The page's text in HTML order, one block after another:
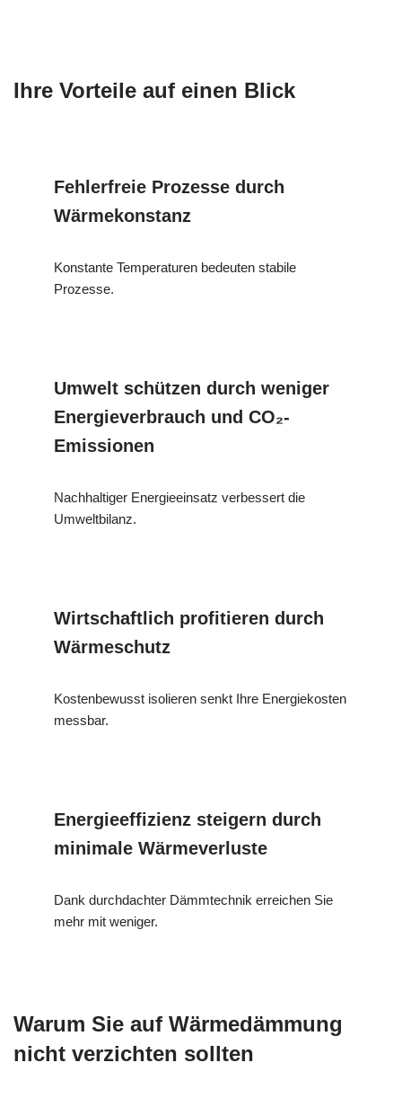
Ihre Vorteile auf einen Blick
Fehlerfreie Prozesse durch
Wärmekonstanz
Konstante Temperaturen bedeuten stabile
Prozesse.
Umwelt schützen durch weniger
Energieverbrauch und CO₂-
Emissionen
Nachhaltiger Energieeinsatz verbessert die
Umweltbilanz.
Wirtschaftlich profitieren durch
Wärmeschutz
Kostenbewusst isolieren senkt Ihre Energiekosten
messbar.
Energieeffizienz steigern durch
minimale Wärmeverluste
Dank durchdachter Dämmtechnik erreichen Sie
mehr mit weniger.
Warum Sie auf Wärmedämmung
nicht verzichten sollten